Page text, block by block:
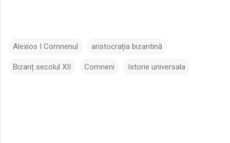
Alexios I Comnenul aristocrația bizantină
Bizanț secolul XII Comneni Istorie universala